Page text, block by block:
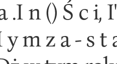
.I n () Ś c
y m z a - s